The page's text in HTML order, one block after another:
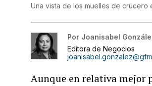
Una vista de los muelles de crucero
Por Joanisabel
Editora de Negocios
Aunque en relativa mejor